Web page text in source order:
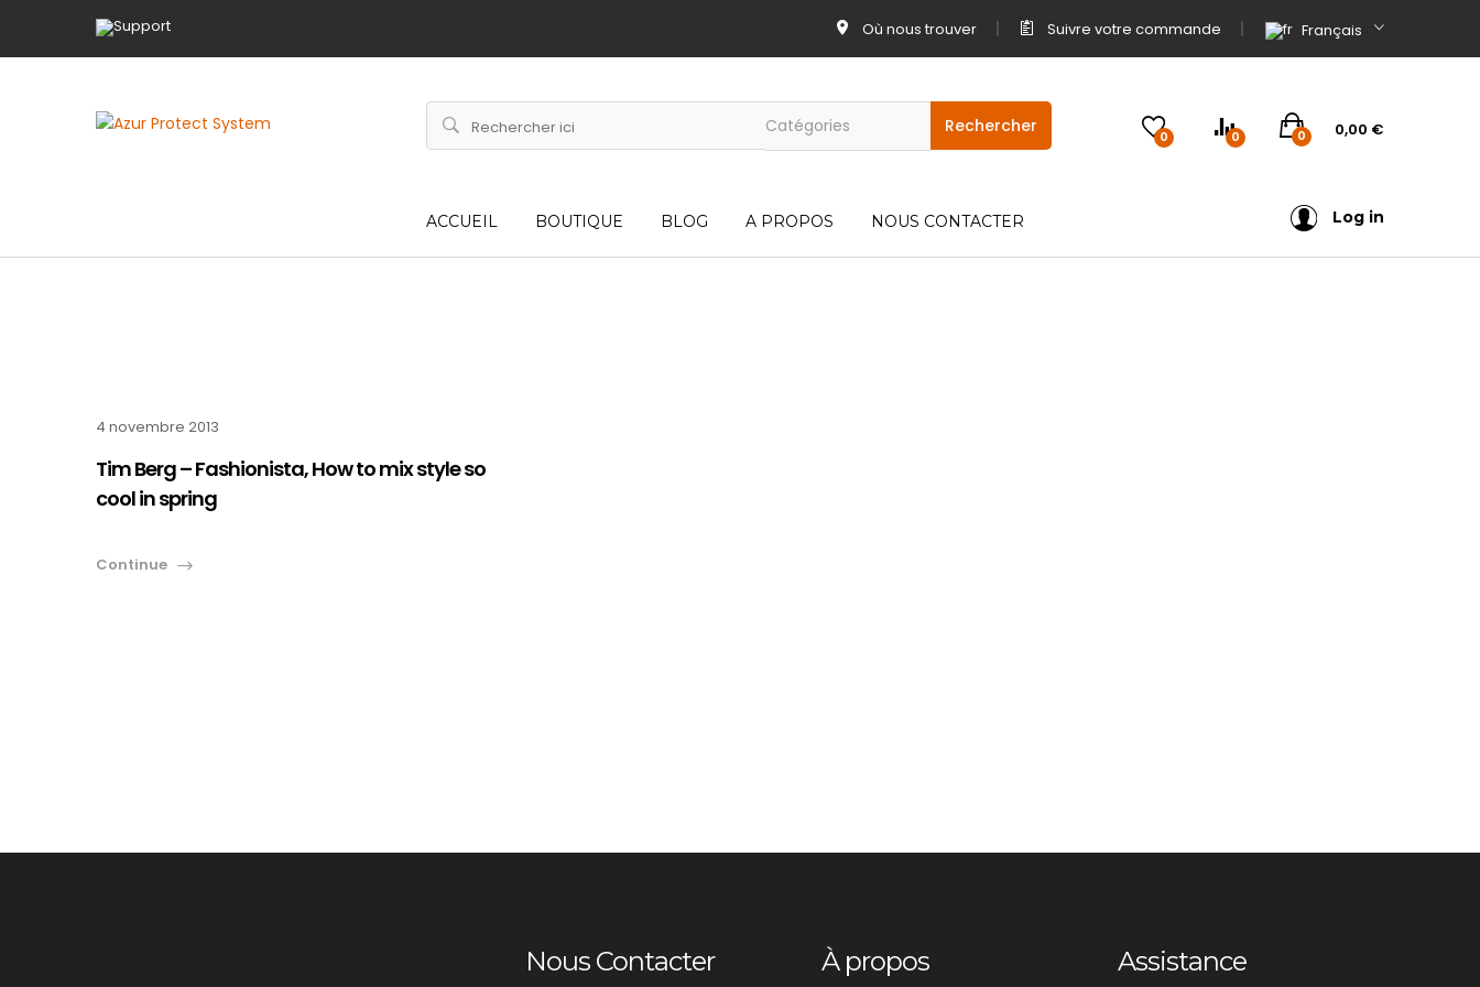
Français
Suivre votre commande
Où nous trouver
0 0,00 €
0
0
ACCUEIL BOUTIQUE BLOG A PROPOS NOUS CONTACTER Log in
4 novembre 2013
Tim Berg – Fashionista, How to mix style so
cool in spring
Continue
Nous Contacter À propos Assistance